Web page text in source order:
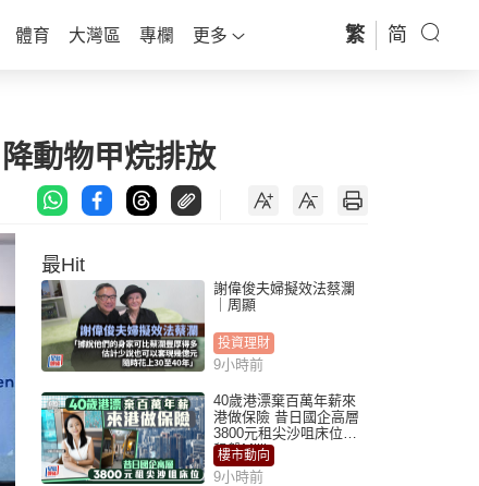
體育 大灣區 專欄 更多 繁 简
動物甲烷排放
最Hit
謝偉俊夫婦擬效法蔡瀾
｜周顯
投資理財
9小時前
40歲港漂棄百萬年薪來
港做保險 昔日國企高層
3800元租尖沙咀床位｜
租盤Million
樓市動向
9小時前